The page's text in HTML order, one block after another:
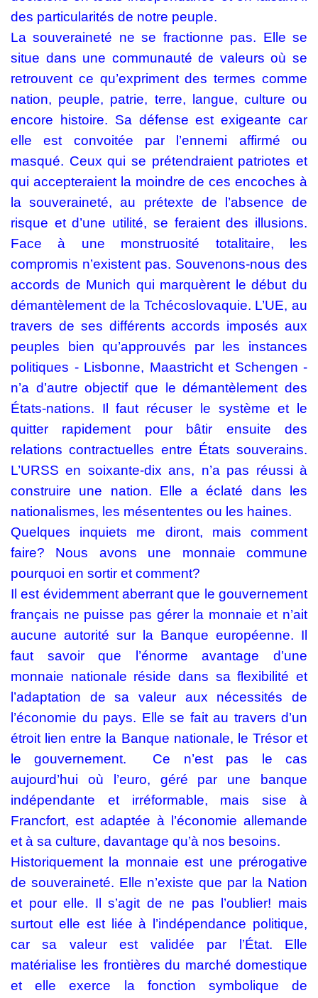
des particularités de notre peuple.
La souveraineté ne se fractionne pas. Elle se
situe dans une communauté de valeurs où se
retrouvent ce qu’expriment des termes comme
nation, peuple, patrie, terre, langue, culture ou
encore histoire. Sa défense est exigeante car
elle est convoitée par l’ennemi affirmé ou
masqué. Ceux qui se prétendraient patriotes et
qui accepteraient la moindre de ces encoches à
la souveraineté, au prétexte de l’absence de
risque et d’une utilité, se feraient des illusions.
Face à une monstruosité totalitaire, les
compromis n’existent pas. Souvenons-nous des
accords de Munich qui marquèrent le début du
démantèlement de la Tchécoslovaquie. L’UE, au
travers de ses différents accords imposés aux
peuples bien qu’approuvés par les instances
politiques - Lisbonne, Maastricht et Schengen -
n’a d’autre objectif que le démantèlement des
États-nations. Il faut récuser le système et le
quitter rapidement pour bâtir ensuite des
relations contractuelles entre États souverains.
L’URSS en soixante-dix ans, n’a pas réussi à
construire une nation. Elle a éclaté dans les
nationalismes, les mésententes ou les haines.
Quelques inquiets me diront, mais comment
faire? Nous avons une monnaie commune
pourquoi en sortir et comment?
Il est évidemment aberrant que le gouvernement
français ne puisse pas gérer la monnaie et n’ait
aucune autorité sur la Banque européenne. Il
faut savoir que l’énorme avantage d’une
monnaie nationale réside dans sa flexibilité et
l’adaptation de sa valeur aux nécessités de
l’économie du pays. Elle se fait au travers d’un
étroit lien entre la Banque nationale, le Trésor et
le gouvernement.
Ce n’est pas le cas
aujourd’hui où l’euro, géré par une banque
indépendante et irréformable, mais sise à
Francfort, est adaptée à l’économie allemande
et à sa culture, davantage qu’à nos besoins.
Historiquement la monnaie est une prérogative
de souveraineté. Elle n’existe que par la Nation
et pour elle. Il s’agit de ne pas l’oublier! mais
surtout elle est liée à l’indépendance politique,
car sa valeur est validée par l’État. Elle
matérialise les frontières du marché domestique
et elle exerce la fonction symbolique de